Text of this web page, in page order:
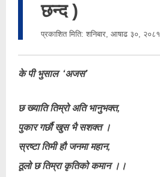
छन्द )
प्रकाशित मिति: शनिबार, आषाढ ३०, २०८१
के पी भुसाल ‘अजस’
छ ख्याति तिम्रो अति भानुभक्त,
पुकार गर्छौ खुस भै सशक्त ।
स्रष्टा तिमी हौ जनमा महान,
ठूलो छ तिम्रा कृतिको कमान ।।